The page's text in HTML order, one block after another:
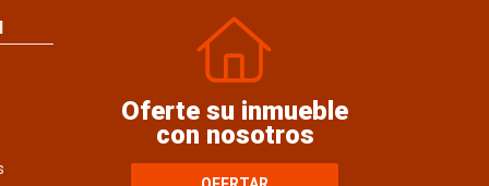
Oferte su inmueble
con nosotros